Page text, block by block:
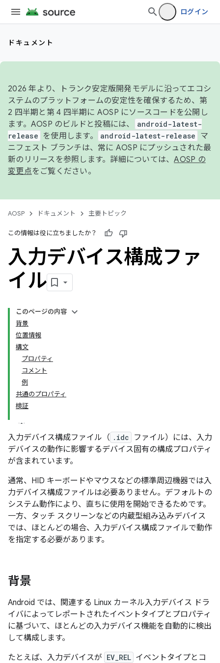
ログイン
ドキュメント
2026 年より、トランク安定版開発モデルに沿ってエコシ
ステムのプラットフォームの安定性を確保するため、第
2 四半期と第 4 四半期に AOSP にソースコードを公開し
ます。AOSP のビルドと投稿には、
android-latest-
release
を使用します。 android-latest-release
マ
ニフェスト ブランチは、常に AOSP にプッシュされた最
新のリリースを参照します。詳細については、AOSP の
変更点をご覧ください。
AOSP ドキュメント 主要トピック
この情報は役に立ちましたか？
入力デバイス構成ファ
イル
このページの内容
背景
位置情報
構文
プロパティ
コメント
例
共通のプロパティ
検証
入力デバイス構成ファイル（ .idc
ファイル）には、入力
デバイスの動作に影響するデバイス固有の構成プロパティ
が含まれています。
通常、HID キーボードやマウスなどの標準周辺機器では入
力デバイス構成ファイルは必要ありません。デフォルトの
システム動作により、直ちに使用を開始できるためです。
一方、タッチ スクリーンなどの内蔵型組み込みデバイス
では、ほとんどの場合、入力デバイス構成ファイルで動作
を指定する必要があります。
背景
Android では、関連する Linux カーネル入力デバイス ドラ
イバによってレポートされたイベントタイプとプロパティ
に基づいて、ほとんどの入力デバイス機能を自動的に検出
して構成します。
たとえば、入力デバイスが EV_REL イベントタイプとコ